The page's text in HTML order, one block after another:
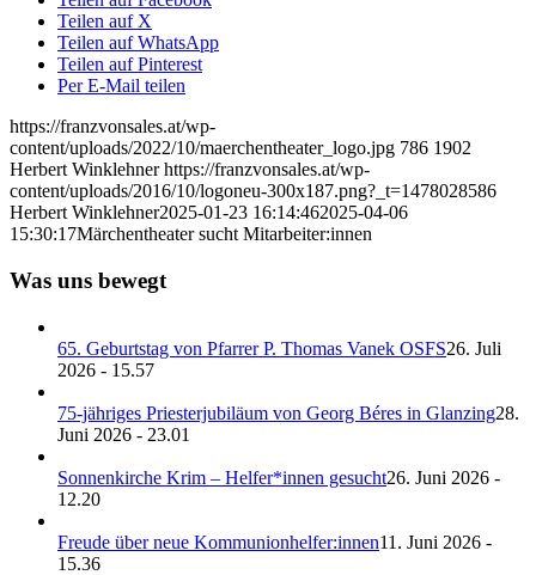
Teilen auf X
Teilen auf WhatsApp
Teilen auf Pinterest
Per E-Mail teilen
https://franzvonsales.at/wp-
content/uploads/2022/10/maerchentheater_logo.jpg 786 1902
Herbert Winklehner https://franzvonsales.at/wp-
content/uploads/2016/10/logoneu-300x187.png?_t=1478028586
Herbert Winklehner2025-01-23 16:14:462025-04-06
15:30:17Märchentheater sucht Mitarbeiter:innen
Was uns bewegt
65. Geburtstag von Pfarrer P. Thomas Vanek OSFS26. Juli
2026 - 15.57
75-jähriges Priesterjubiläum von Georg Béres in Glanzing28.
Juni 2026 - 23.01
Sonnenkirche Krim – Helfer*innen gesucht26. Juni 2026 -
12.20
Freude über neue Kommunionhelfer:innen11. Juni 2026 -
15.36